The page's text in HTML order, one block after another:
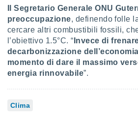
Il Segretario Generale ONU
preoccupazione, definendo folle
cercare altri combustibili fossili,
l’obiettivo 1.5°C. “ Invece di
decarbonizzazione
momento di dare il massimo
energia rinnovabile”.
Clima